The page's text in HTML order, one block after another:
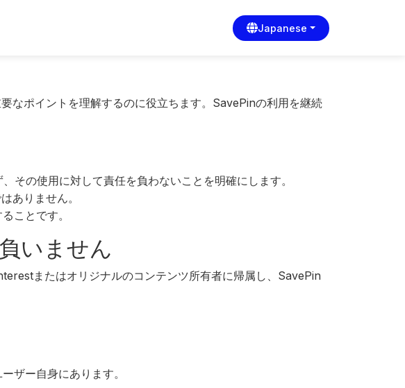
Japanese
なポイントを理解するのに役立ちます。SavePinの利用を継続
の使用に対して責任を負わないことを明確にします。
ありません。
ことです。
いません
またはオリジナルのコンテンツ所有者に帰属し、SavePin
ザー自身にあります。